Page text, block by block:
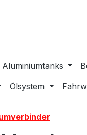
Aluminiumtanks
Ölsystem